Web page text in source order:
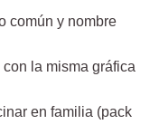
común y nombre
la misma gráfica
en familia (pack